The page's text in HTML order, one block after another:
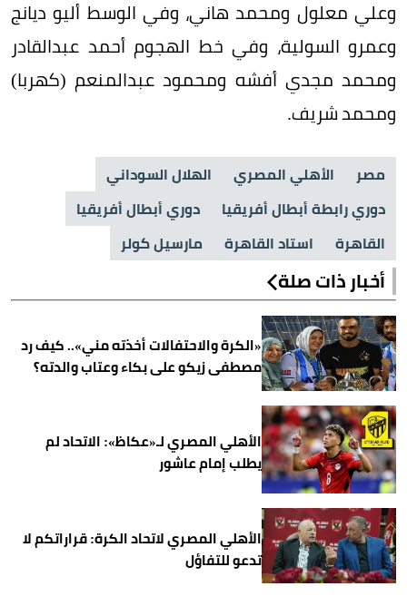
وعلي معلول ومحمد هاني، وفي الوسط أليو ديانج
وعمرو السولية، وفي خط الهجوم أحمد عبدالقادر
ومحمد مجدي أفشه ومحمود عبدالمنعم (كهربا)
ومحمد شريف.
مصر الأهلي المصري
الهلال السوداني
دوري رابطة أبطال أفريقيا
دوري أبطال أفريقيا
القاهرة
استاد القاهرة مارسيل كولر
أخبار ذات صلة
«الكرة والاحتفالات أخذته مني».. كيف رد
مصطفى زيكو على بكاء وعتاب والدته؟
الأهلي المصري لـ«عكاظ»: الاتحاد لم
يطلب إمام عاشور
الأهلي المصري لاتحاد الكرة: قراراتكم لا
تدعو للتفاؤل